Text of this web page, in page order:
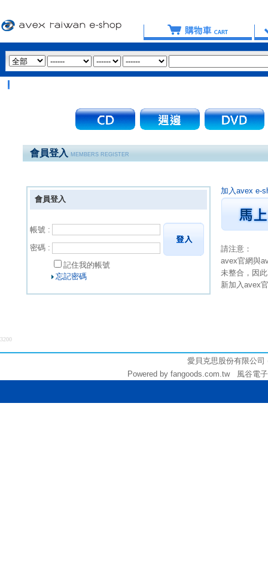
會員登入MEMBERS REGISTER
會員登入
帳號 :
密碼 :
記住我的帳號
忘記密碼
加入avex e-
請注意：
avex官網與
未整合，因
新加入avex
3200
愛貝克思股份有限公
Powered by fangoods.com.tw 風谷電子商